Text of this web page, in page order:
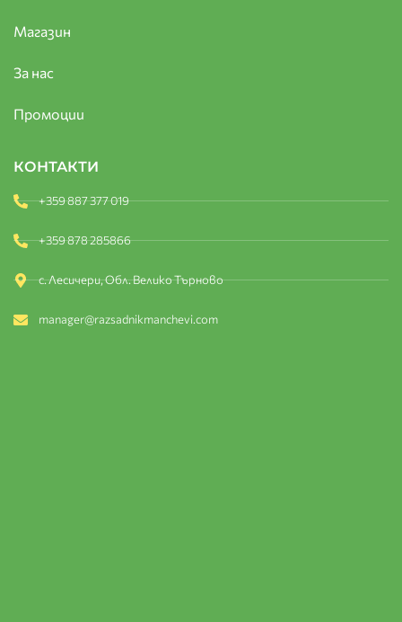
Магазин
За нас
Промоции
КОНТАКТИ
+359 887 377 019
+359 878 285866
с. Лесичери, Обл. Велико Търново
manager@razsadnikmanchevi.com